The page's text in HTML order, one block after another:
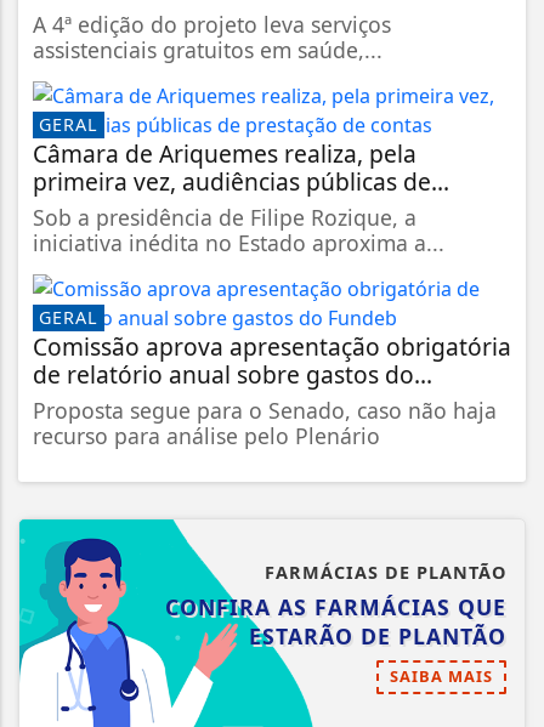
A 4ª edição do projeto leva serviços
assistenciais gratuitos em saúde,...
GERAL
Câmara de Ariquemes realiza, pela
primeira vez, audiências públicas de...
Sob a presidência de Filipe Rozique, a
iniciativa inédita no Estado aproxima a...
GERAL
Comissão aprova apresentação obrigatória
de relatório anual sobre gastos do...
Proposta segue para o Senado, caso não haja
recurso para análise pelo Plenário
FARMÁCIAS DE PLANTÃO
CONFIRA AS FARMÁCIAS QUE
ESTARÃO DE PLANTÃO
SAIBA MAIS